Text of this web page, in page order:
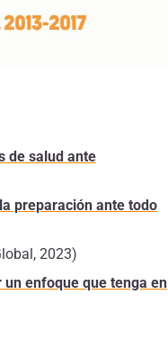
de salud ante
preparación ante todo
2023)
enfoque que tenga en